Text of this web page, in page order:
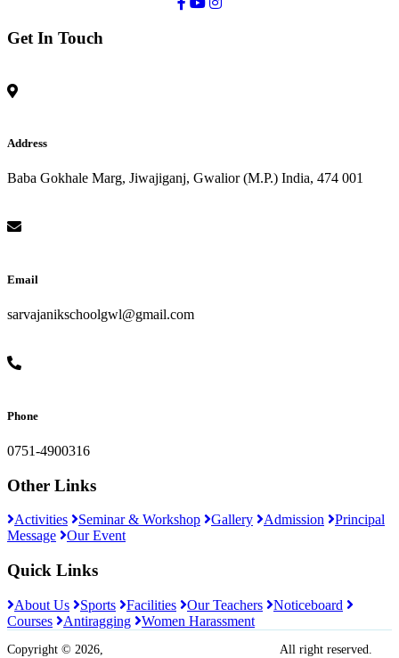
Get In Touch
Address
Baba Gokhale Marg, Jiwajiganj, Gwalior (M.P.) India, 474 001
Email
sarvajanikschoolgwl@gmail.com
Phone
0751-4900316
Other Links
Activities Seminar & Workshop Gallery Admission
Principal
Message
Our Event
Quick Links
About Us Sports Facilities Our Teachers
Noticeboard
Courses
Antiragging Women Harassment
Copyright © 2026, All right reserved.